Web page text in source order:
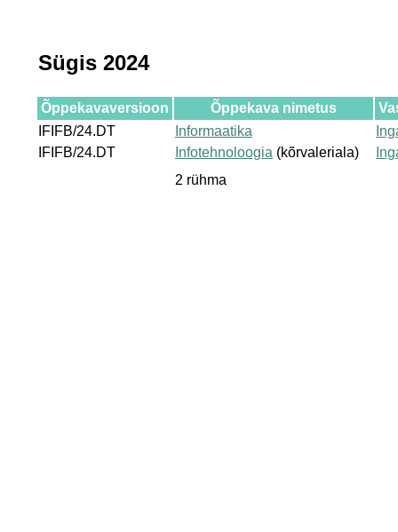
Sügis 2024
Õppekavaversioon Õppekava nimetus
IFIFB/24.DT
Informaatika
IFIFB/24.DT
Infotehnoloogia (kõrvaleriala)
2 rühma